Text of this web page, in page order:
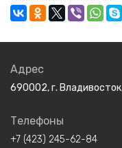
Адрес
690002, г.
Телефоны
+7 (423) 245-62-84